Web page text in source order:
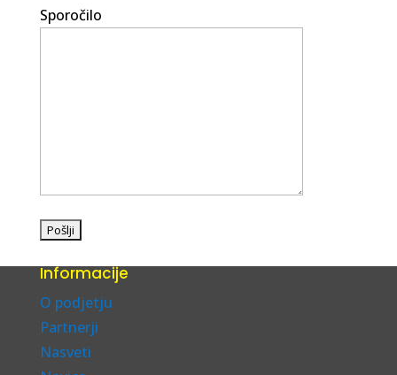
Sporočilo
Informacije
O podjetju
Partnerji
Nasveti